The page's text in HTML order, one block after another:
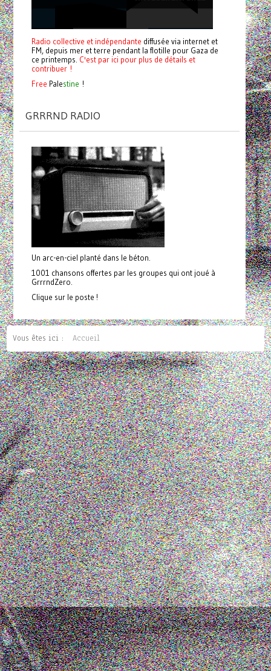
Radio collective et indépendante diffusée via internet et
FM, depuis mer et terre pendant la flotille pour Gaza de
ce printemps. C'est par ici pour plus de détails et
contribuer !
Free Palestine !
GRRRND RADIO
Un arc-en-ciel planté dans le béton.
1001 chansons offertes par les groupes qui ont joué à
GrrrndZero.
Clique sur le poste !
Vous êtes ici : Accueil